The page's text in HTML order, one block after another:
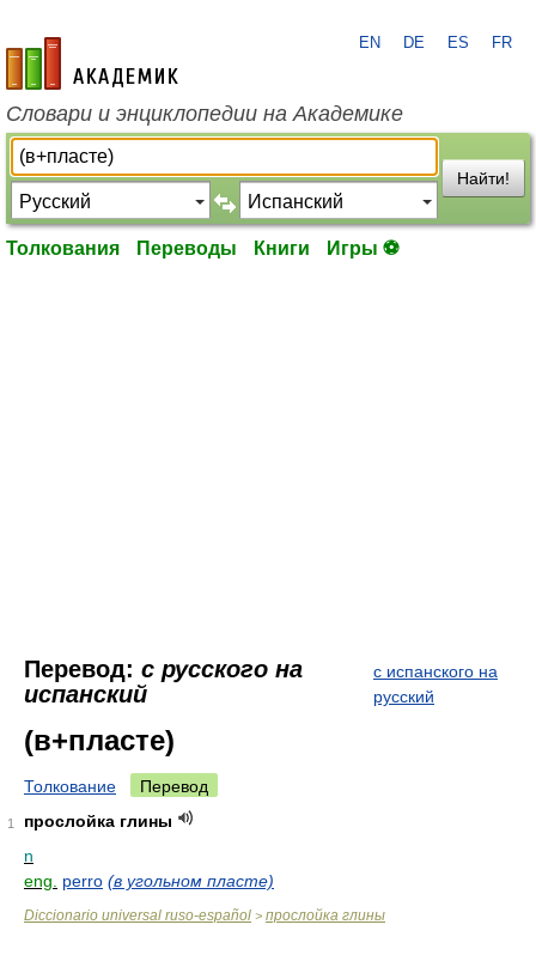
academic.ru
EN DE ES FR
Словари и энциклопедии на Академике
Найти!
Толкования Переводы Книги Игры ⚽
Перевод: с русского на
испанский
с испанского на
русский
(в+пласте)
Толкование Перевод
1
прослойка глины
n
eng.
perro (в угольном пласте)
Diccionario universal ruso-español > прослойка глины